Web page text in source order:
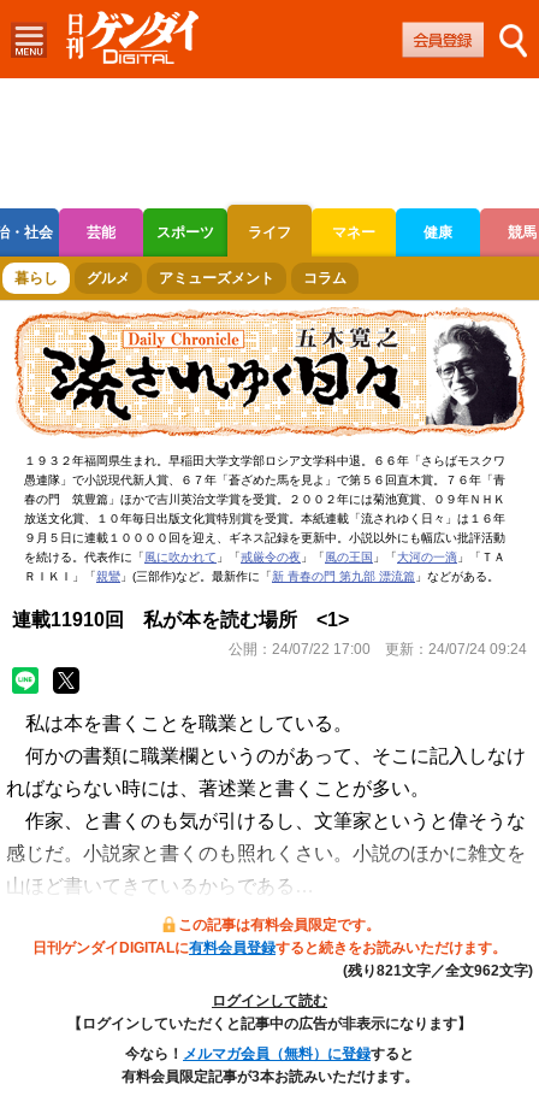
・社会 芸能 スポーツ ライフ マネー 健康 競馬
ボートレース 競輪 オートレース
暮らし グルメ アミューズメント コラム
１９３２年福岡県生まれ。早稲田大学文学部ロシア文学科中退。６６年「さらばモスクワ
愚連隊」で小説現代新人賞、６７年「蒼ざめた馬を見よ」で第５６回直木賞。７６年「青
春の門 筑豊篇」ほかで吉川英治文学賞を受賞。２００２年には菊池寛賞、０９年ＮＨＫ
放送文化賞、１０年毎日出版文化賞特別賞を受賞。本紙連載「流されゆく日々」は１６年
９月５日に連載１００００回を迎え、ギネス記録を更新中。小説以外にも幅広い批評活動
を続ける。代表作に「風に吹かれて 」「戒厳令の夜 」「風の王国 」「大河の一滴 」「ＴＡ
ＲＩＫＩ」「親鸞 」(三部作)など。最新作に「新 青春の門 第九部 漂流篇 」などがある。
連載11910回 私が本を読む場所 <1>
公開： 24/07/22 17:00 更新： 24/07/24 09:24
私は本を書くことを職業としている。
何かの書類に職業欄というのがあって、そこに記入しなけ
ればならない時には、著述業と書くことが多い。
作家、と書くのも気が引けるし、文筆家というと偉そうな
感じだ。小説家と書くのも照れくさい。小説のほかに雑文を
山ほど書いてきているからである…
この記事は有料会員限定です。
日刊ゲンダイDIGITALに有料会員登録すると続きをお読みいただけます。
(残り821文字／全文962文字)
ログインして読む
【ログインしていただくと記事中の広告が非表示になります】
今なら！ メルマガ会員（無料）に登録すると
有料会員限定記事が3本お読みいただけます。